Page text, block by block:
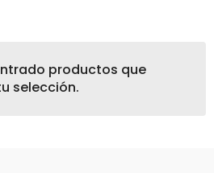
productos que
selección.